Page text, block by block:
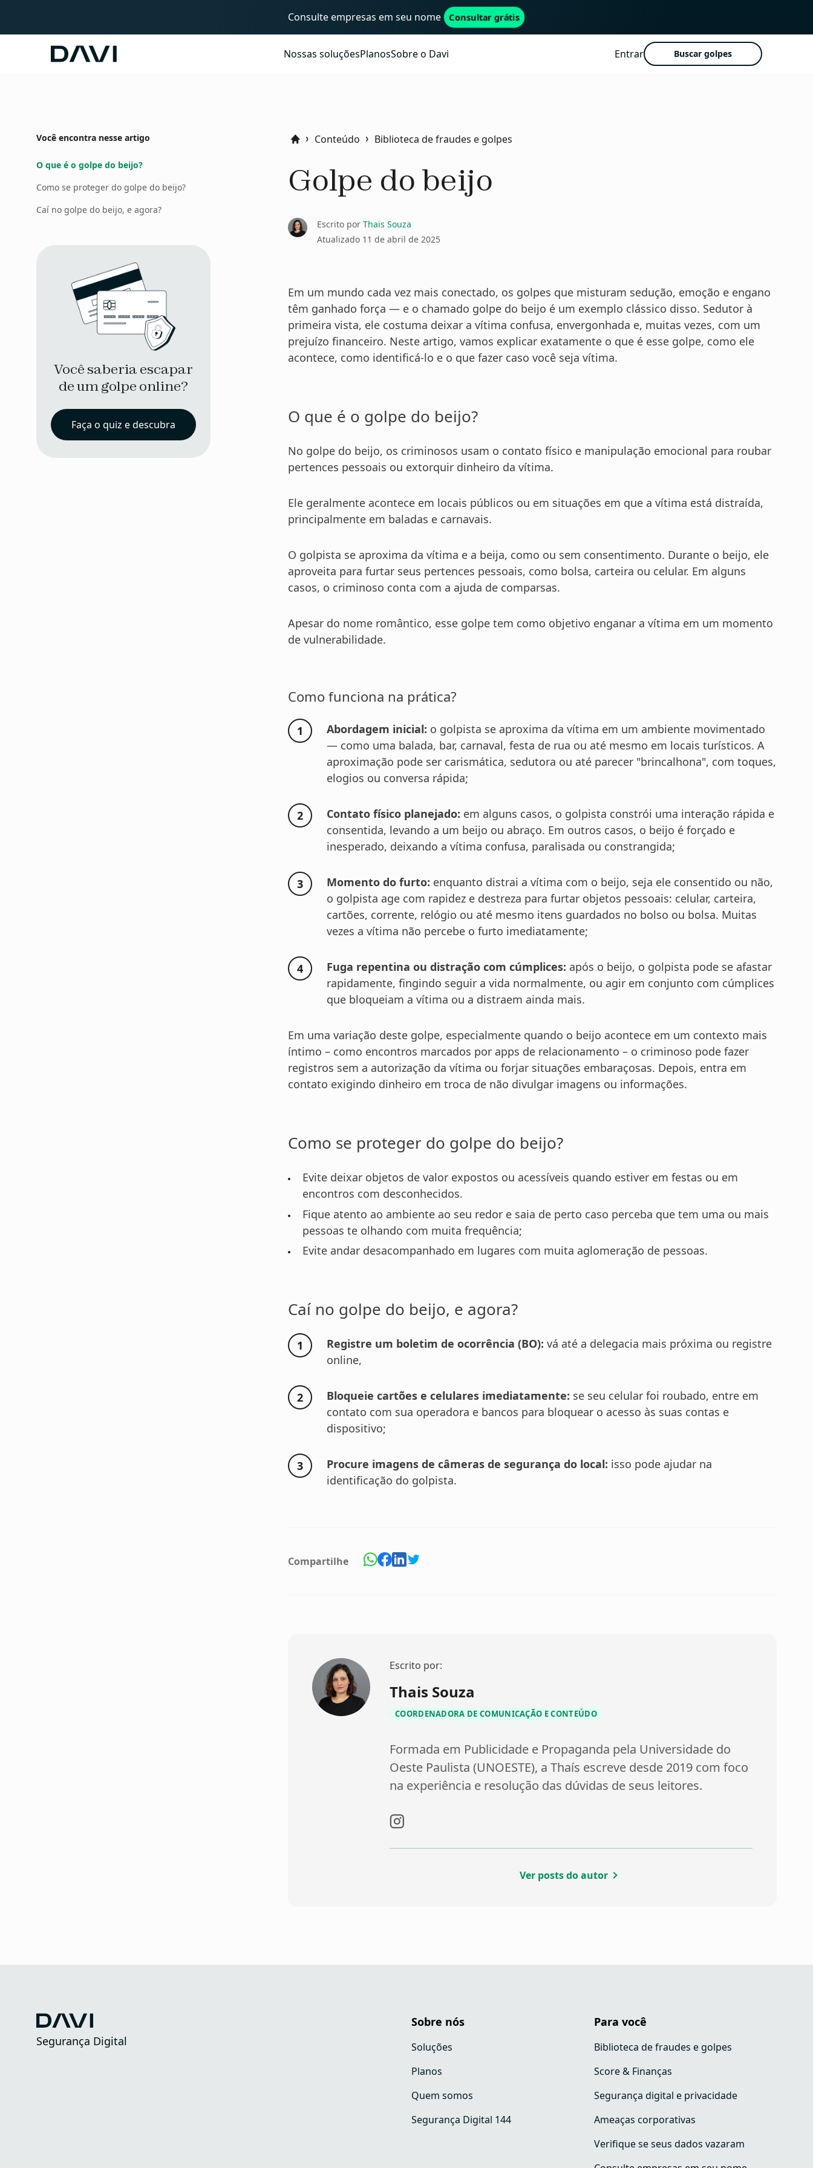
Consulte empresas em seu nome Consultar grátis
Davi Nossas soluçõesPlanosSobre o Davi Entrar Buscar golpes
Você encontra nesse artigo
O que é o golpe do beijo?
Como se proteger do golpe do beijo?
Caí no golpe do beijo, e agora?
Você saberia escapar
de um golpe online?
Faça o quiz e descubra
HomeConteúdo Biblioteca de fraudes e golpes
Golpe do beijo
Escrito por Thais Souza
Atualizado 11 de abril de 2025
Em um mundo cada vez mais conectado, os golpes que misturam sedução, emoção e engano
têm ganhado força — e o chamado golpe do beijo é um exemplo clássico disso. Sedutor à
primeira vista, ele costuma deixar a vítima confusa, envergonhada e, muitas vezes, com um
prejuízo financeiro. Neste artigo, vamos explicar exatamente o que é esse golpe, como ele
acontece, como identificá-lo e o que fazer caso você seja vítima.
O que é o golpe do beijo?
No golpe do beijo, os criminosos usam o contato físico e manipulação emocional para roubar
pertences pessoais ou extorquir dinheiro da vítima.
Ele geralmente acontece em locais públicos ou em situações em que a vítima está distraída,
principalmente em baladas e carnavais.
O golpista se aproxima da vítima e a beija, como ou sem consentimento. Durante o beijo, ele
aproveita para furtar seus pertences pessoais, como bolsa, carteira ou celular. Em alguns
casos, o criminoso conta com a ajuda de comparsas.
Apesar do nome romântico, esse golpe tem como objetivo enganar a vítima em um momento
de vulnerabilidade.
Como funciona na prática?
Abordagem inicial: o golpista se aproxima da vítima em um ambiente movimentado
— como uma balada, bar, carnaval, festa de rua ou até mesmo em locais turísticos. A
aproximação pode ser carismática, sedutora ou até parecer "brincalhona", com toques,
elogios ou conversa rápida;
Contato físico planejado: em alguns casos, o golpista constrói uma interação rápida e
consentida, levando a um beijo ou abraço. Em outros casos, o beijo é forçado e
inesperado, deixando a vítima confusa, paralisada ou constrangida;
Momento do furto: enquanto distrai a vítima com o beijo, seja ele consentido ou não,
o golpista age com rapidez e destreza para furtar objetos pessoais: celular, carteira,
cartões, corrente, relógio ou até mesmo itens guardados no bolso ou bolsa. Muitas
vezes a vítima não percebe o furto imediatamente;
Fuga repentina ou distração com cúmplices: após o beijo, o golpista pode se afastar
rapidamente, fingindo seguir a vida normalmente, ou agir em conjunto com cúmplices
que bloqueiam a vítima ou a distraem ainda mais.
Em uma variação deste golpe, especialmente quando o beijo acontece em um contexto mais
íntimo – como encontros marcados por apps de relacionamento – o criminoso pode fazer
registros sem a autorização da vítima ou forjar situações embaraçosas. Depois, entra em
contato exigindo dinheiro em troca de não divulgar imagens ou informações.
Como se proteger do golpe do beijo?
Evite deixar objetos de valor expostos ou acessíveis quando estiver em festas ou em
encontros com desconhecidos.
Fique atento ao ambiente ao seu redor e saia de perto caso perceba que tem uma ou mais
pessoas te olhando com muita frequência;
Evite andar desacompanhado em lugares com muita aglomeração de pessoas.
Caí no golpe do beijo, e agora?
Registre um boletim de ocorrência (BO): vá até a delegacia mais próxima ou registre
online,
Bloqueie cartões e celulares imediatamente: se seu celular foi roubado, entre em
contato com sua operadora e bancos para bloquear o acesso às suas contas e
dispositivo;
Procure imagens de câmeras de segurança do local: isso pode ajudar na
identificação do golpista.
Compartilhe
Escrito por:
Thais Souza
COORDENADORA DE COMUNICAÇÃO E CONTEÚDO
Formada em Publicidade e Propaganda pela Universidade do
Oeste Paulista (UNOESTE), a Thaís escreve desde 2019 com foco
na experiência e resolução das dúvidas de seus leitores.
Ver posts do autor
Segurança Digital
Sobre nós
Soluções
Planos
Quem somos
Segurança Digital 144
Para você
Biblioteca de fraudes e golpes
Score & Finanças
Segurança digital e privacidade
Ameaças corporativas
Verifique se seus dados vazaram